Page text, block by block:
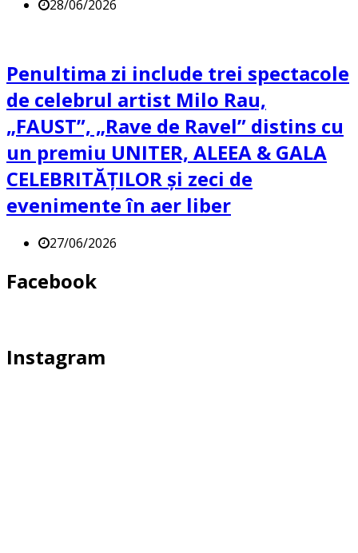
28/06/2026
Penultima zi include trei spectacole
de celebrul artist Milo Rau,
„FAUST”, „Rave de Ravel” distins cu
un premiu UNITER, ALEEA & GALA
CELEBRITĂȚILOR și zeci de
evenimente în aer liber
27/06/2026
Facebook
Instagram